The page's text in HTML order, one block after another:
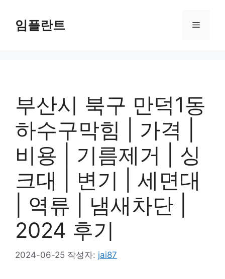
임플란트 메
부산시 북구 만덕1동
하수구막힘 | 가격 |
비용 | 기름제거 | 싱
크대 | 변기 | 세면대
| 역류 | 냄새차단 |
2024 후기
2024-06-25 작성자: jai87